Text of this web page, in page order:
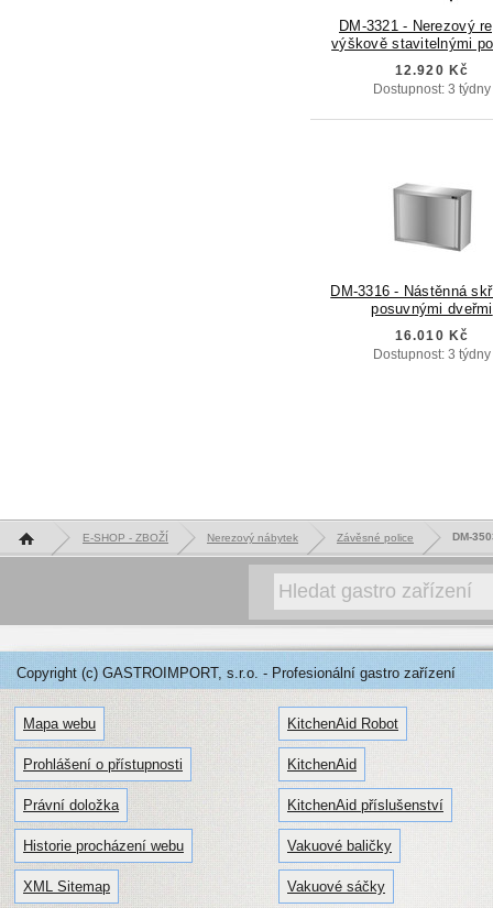
DM-3321 - Nerezový
výškově stavitelnými
12.920 Kč
Dostupnost: 3 týdny
DM-3316 - Nástěnná
posuvnými dveřmi
16.010 Kč
Dostupnost: 3 týdny
Hlavní stránka E-SHOP - ZBOŽÍ Nerezový nábytek Závěsné police DM-
Copyright (c) GASTROIMPORT, s.r.o. - Profesionální gastro zařízení
Mapa webu
Prohlášení o přístupnosti
Právní doložka
Historie procházení webu
XML Sitemap
KitchenAid Robot
KitchenAid
KitchenAid příslušenství
Vakuové baličky
Vakuové sáčky